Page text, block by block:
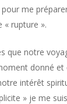
me
« rupture ».
que notre
donné et
intérêt
» je me